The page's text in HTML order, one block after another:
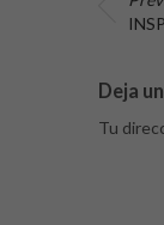
Deja
Tu